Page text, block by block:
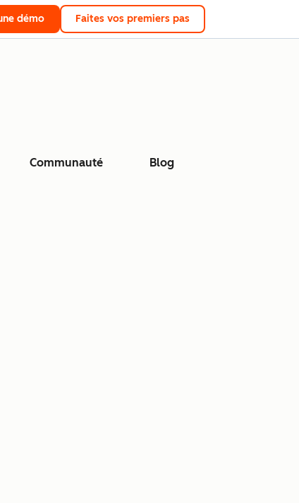
démo Faites vos premiers pas
Communauté Blog